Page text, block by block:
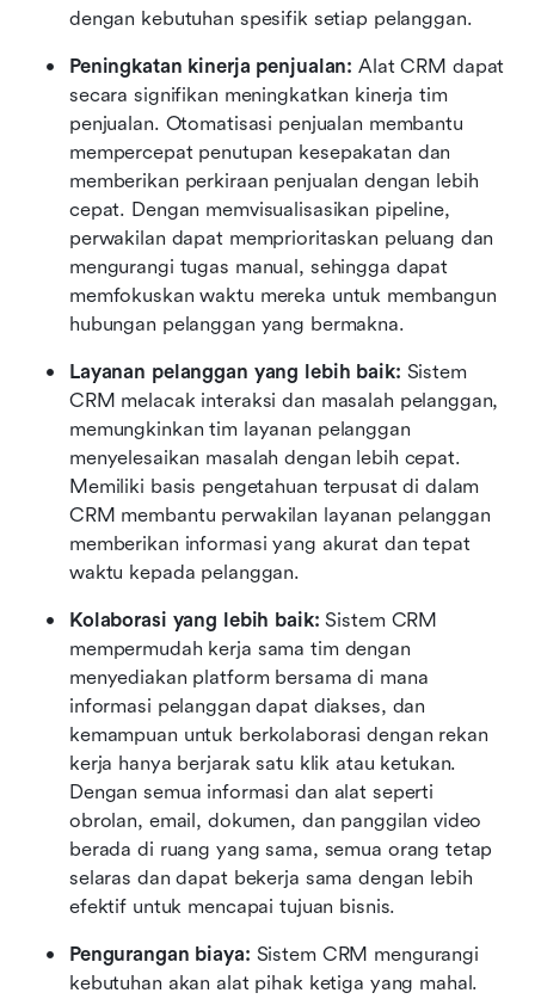
dengan kebutuhan spesifik setiap pelanggan.
Peningkatan kinerja penjualan: Alat CRM dapat
secara signifikan meningkatkan kinerja tim
penjualan. Otomatisasi penjualan membantu
mempercepat penutupan kesepakatan dan
memberikan perkiraan penjualan dengan lebih
cepat. Dengan memvisualisasikan pipeline,
perwakilan dapat memprioritaskan peluang dan
mengurangi tugas manual, sehingga dapat
memfokuskan waktu mereka untuk membangun
hubungan pelanggan yang bermakna.
Layanan pelanggan yang lebih baik: Sistem
CRM melacak interaksi dan masalah pelanggan,
memungkinkan tim layanan pelanggan
menyelesaikan masalah dengan lebih cepat.
Memiliki basis pengetahuan terpusat di dalam
CRM membantu perwakilan layanan pelanggan
memberikan informasi yang akurat dan tepat
waktu kepada pelanggan.
Kolaborasi yang lebih baik: Sistem CRM
mempermudah kerja sama tim dengan
menyediakan platform bersama di mana
informasi pelanggan dapat diakses, dan
kemampuan untuk berkolaborasi dengan rekan
kerja hanya berjarak satu klik atau ketukan.
Dengan semua informasi dan alat seperti
obrolan, email, dokumen, dan panggilan video
berada di ruang yang sama, semua orang tetap
selaras dan dapat bekerja sama dengan lebih
efektif untuk mencapai tujuan bisnis.
Pengurangan biaya: Sistem CRM mengurangi
kebutuhan akan alat pihak ketiga yang mahal.